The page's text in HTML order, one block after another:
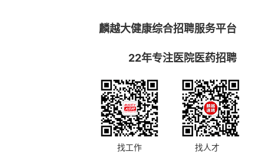
麟越大健康综合招聘服务平台
22年专注医院医药招聘
找人才
找工作